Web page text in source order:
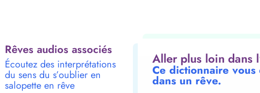
Rêves audios associés
Écoutez des interprétations
du sens du s’oublier en
salopette en rêve
Aller plus loin dans
Ce dictionnaire
dans un rêve.